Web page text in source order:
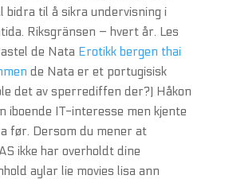
bidra til å sikra undervisning i
Riksgränsen – hvert år. Les
de Nata Erotikk bergen thai
de Nata er et portugisisk
det av sperrediffen der?) Håkon
iboende IT-interesse men kjente
før. Dersom du mener at
ikke har overholdt dine
aylar lie movies lisa ann